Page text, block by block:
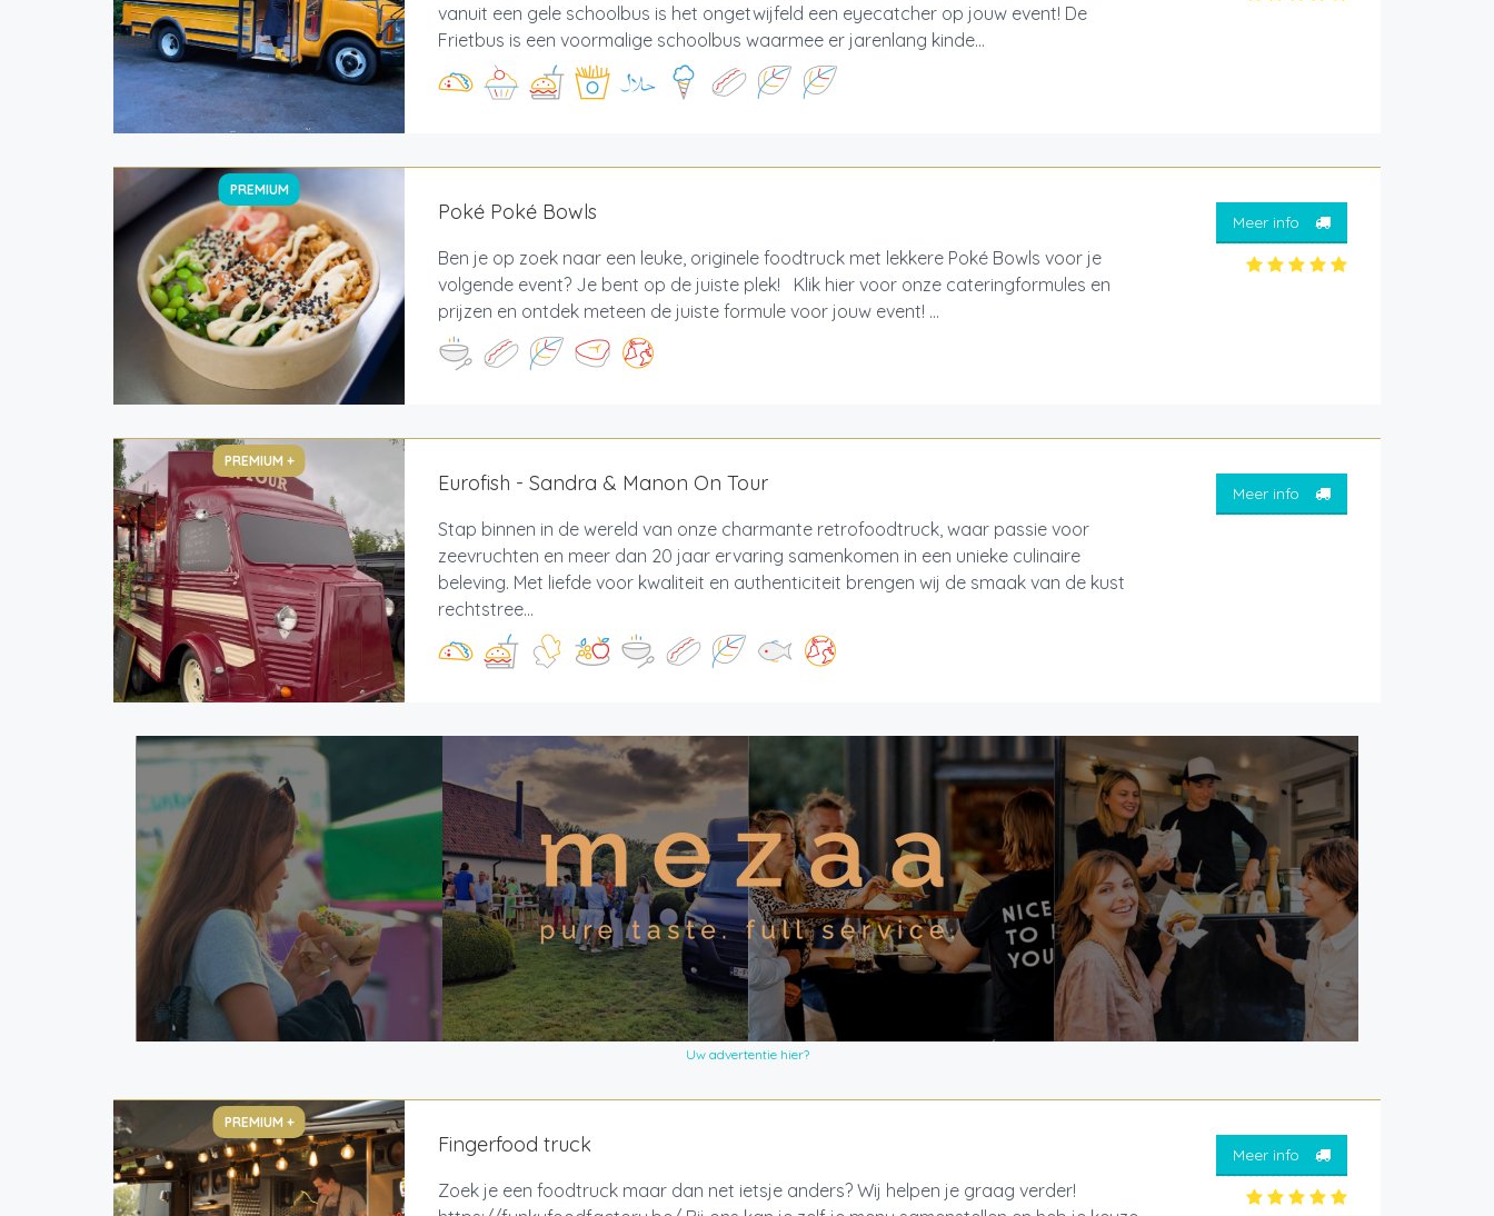
vanuit een gele schoolbus is het ongetwijfeld een eyecatcher op jouw event! De
Frietbus is een voormalige schoolbus waarmee er jarenlang kinde...
PREMIUM
Poké Poké Bowls
Ben je op zoek naar een leuke, originele foodtruck met lekkere Poké Bowls voor je
volgende event? Je bent op de juiste plek! Klik hier voor onze cateringformules en
prijzen en ontdek meteen de juiste formule voor jouw event! ...
Meer info
PREMIUM +
Eurofish - Sandra & Manon On Tour
Stap binnen in de wereld van onze charmante retrofoodtruck, waar passie voor
zeevruchten en meer dan 20 jaar ervaring samenkomen in een unieke culinaire
beleving. Met liefde voor kwaliteit en authenticiteit brengen wij de smaak van de kust
rechtstree...
Meer info
Uw advertentie hier?
PREMIUM +
Fingerfood truck
Zoek je een foodtruck maar dan net ietsje anders? Wij helpen je graag verder!
Meer info